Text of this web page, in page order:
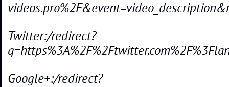
Twitter:/redirect?
Google+:/redirect?